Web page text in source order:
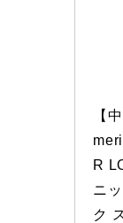
【
R
ニ
ク